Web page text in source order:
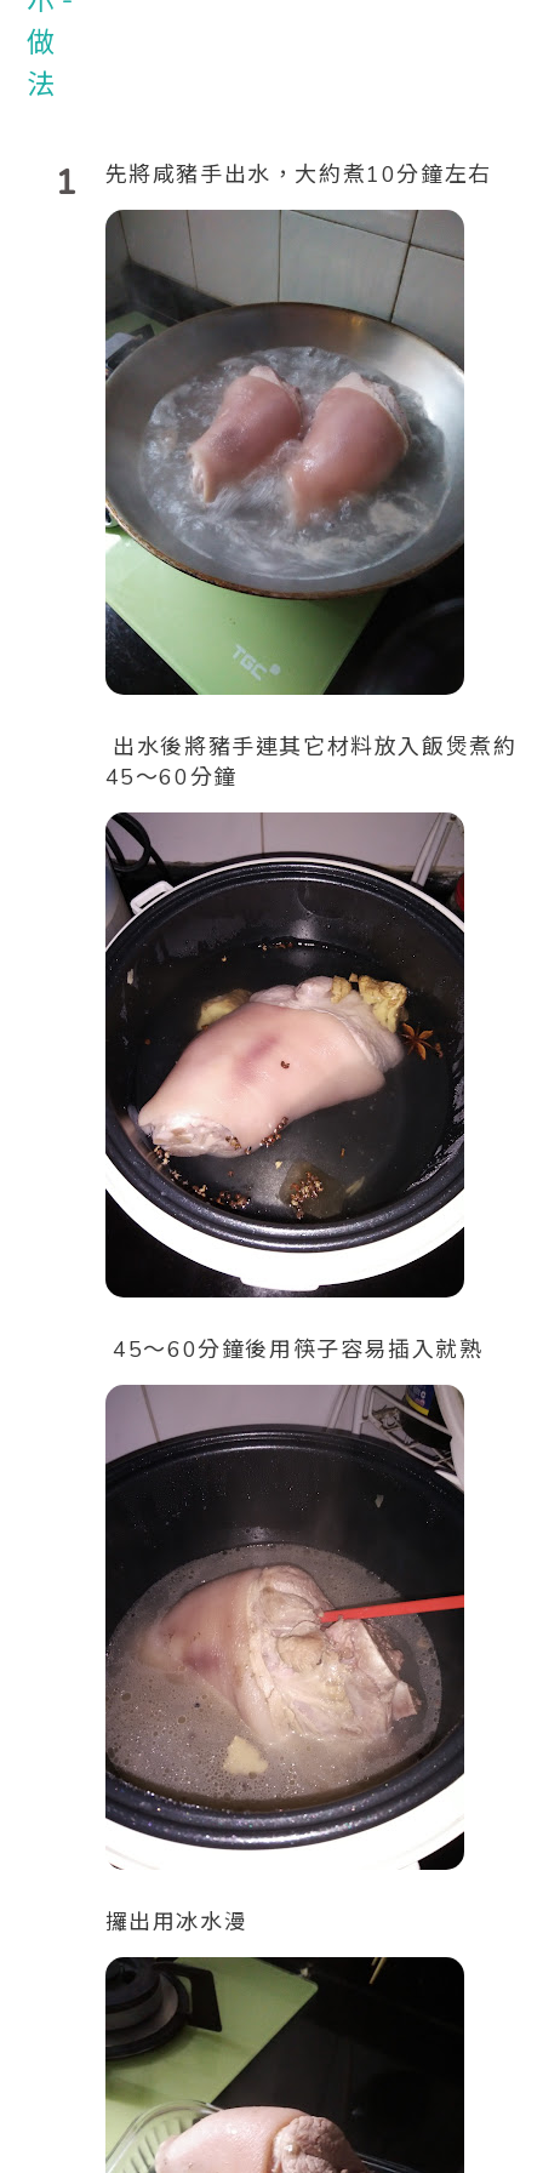
1 先將咸豬手出水，大約煮10分鐘左右
出水後將豬手連其它材料放入飯煲煮約
45～60分鐘
45～60分鐘後用筷子容易插入就熟
攞出用冰水漫